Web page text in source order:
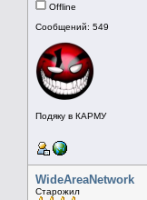
Offline
Сообщений: 549
Подяку в КАРМУ
WideAreaNetwork
Старожил